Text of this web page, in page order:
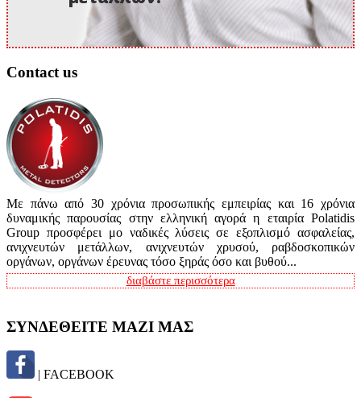
Contact us
Με πάνω από 30 χρόνια προσωπικής εμπειρίας και 16 χρόνια
δυναμικής παρουσίας στην ελληνική αγορά η εταιρία Polatidis
Group προσφέρει μο ναδικές λύσεις σε εξοπλισμό ασφαλείας,
ανιχνευτών μετάλλων, ανιχνευτών χρυσού, ραβδοσκοπικών
οργάνων, οργάνων έρευνας τόσο ξηράς όσο και βυθού...
διαβάστε περισσότερα
ΣΥΝΔΕΘΕΙΤΕ ΜΑΖΙ ΜΑΣ
| FACEBOOK